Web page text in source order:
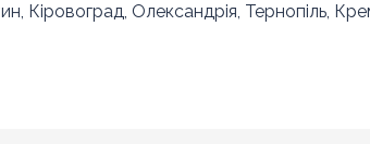
Кіровоград, Олександрія, Тернопіль,